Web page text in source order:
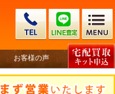
お客様の声